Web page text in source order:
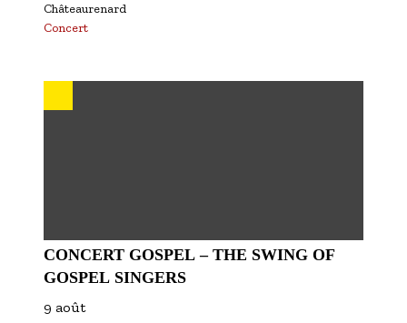
Châteaurenard
Concert
CONCERT GOSPEL – THE SWING OF
GOSPEL SINGERS
9 août